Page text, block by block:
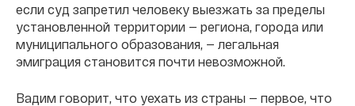
если суд запретил человеку выезжать за пределы
установленной территории — региона, города или
муниципального образования, — легальная
эмиграция становится почти невозможной.
Вадим говорит, что уехать из страны — первое, что